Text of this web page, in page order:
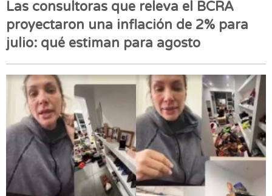
Las consultoras que releva el BCRA
proyectaron una inflación de 2% para
julio: qué estiman para agosto